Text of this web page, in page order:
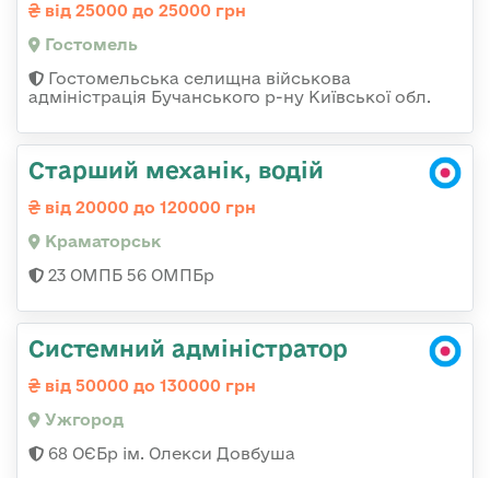
від 25000 до 25000 грн
Гостомель
Гостомельська селищна військова
адміністрація Бучанського р-ну Київської обл.
Старший механік, водій
від 20000 до 120000 грн
Краматорськ
23 ОМПБ 56 ОМПБр
Системний адміністратор
від 50000 до 130000 грн
Ужгород
68 ОЄБр ім. Олекси Довбуша